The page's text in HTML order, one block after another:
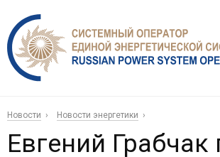
Новости Новости энергетики
Евгений Грабчак